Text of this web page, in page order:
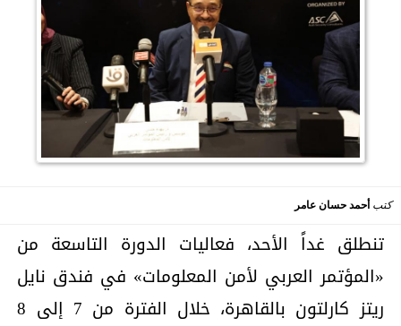
كتب أحمد حسان عامر
تنطلق غداً الأحد، فعاليات الدورة التاسعة من
«المؤتمر العربي لأمن المعلومات» في فندق نايل
ريتز كارلتون بالقاهرة، خلال الفترة من 7 إلى 8